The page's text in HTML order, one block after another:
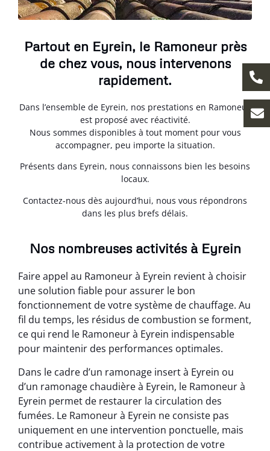
Partout en Eyrein, le Ramoneur près
de chez vous, nous intervenons
rapidement.
Dans l’ensemble de Eyrein, nos prestations en Ramoneur
est proposé avec réactivité.
Nous sommes disponibles à tout moment pour vous
accompagner, peu importe la situation.
Présents dans Eyrein, nous connaissons bien les besoins
locaux.
Contactez-nous dès aujourd’hui, nous vous répondrons
dans les plus brefs délais.
Nos nombreuses activités à Eyrein
Faire appel au Ramoneur à Eyrein revient à choisir
une solution fiable pour assurer le bon
fonctionnement de votre système de chauffage. Au
fil du temps, les résidus de combustion se forment,
ce qui rend le Ramoneur à Eyrein indispensable
pour maintenir des performances optimales.
Dans le cadre d’un ramonage insert à Eyrein ou
d’un ramonage chaudière à Eyrein, le Ramoneur à
Eyrein permet de restaurer la circulation des
fumées. Le Ramoneur à Eyrein ne consiste pas
uniquement en une intervention ponctuelle, mais
contribue activement à la protection de votre